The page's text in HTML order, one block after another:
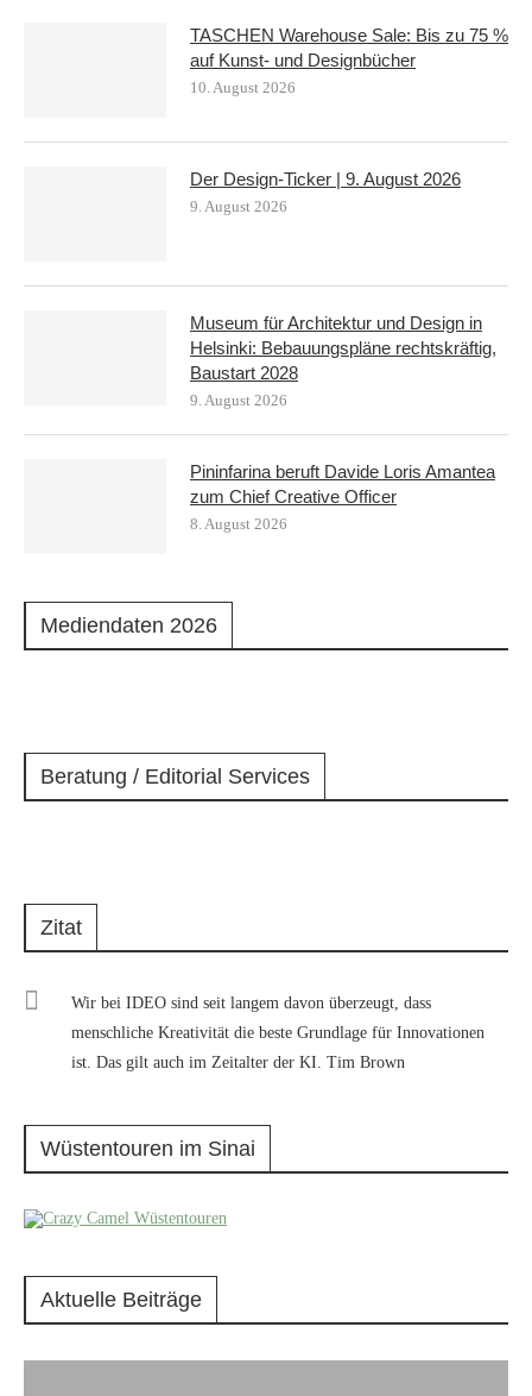
TASCHEN Warehouse Sale: Bis zu 75 %
auf Kunst- und Designbücher
10. August 2026
Der Design-Ticker | 9. August 2026
9. August 2026
Museum für Architektur und Design in
Helsinki: Bebauungspläne rechtskräftig,
Baustart 2028
9. August 2026
Pininfarina beruft Davide Loris Amantea
zum Chief Creative Officer
8. August 2026
Mediendaten 2026
Beratung / Editorial Services
Zitat
Wir bei IDEO sind seit langem davon überzeugt, dass
menschliche Kreativität die beste Grundlage für Innovationen
ist. Das gilt auch im Zeitalter der KI. Tim Brown
Wüstentouren im Sinai
Aktuelle Beiträge